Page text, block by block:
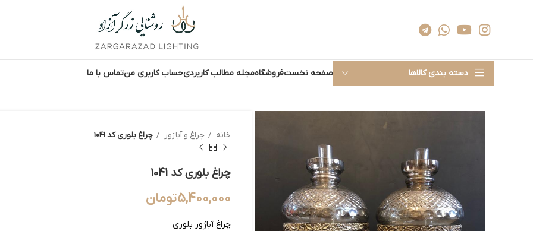
دسته بندی کالاها صفحه نخستفروشگاهمجله مطالب کاربردیحساب کاربری منتماس با ما
خانه چراغ و آباژور چراغ بلوری کد 1041
چراغ بلوری کد 1041
5,400,000تومان
چراغ آباژور بلوری